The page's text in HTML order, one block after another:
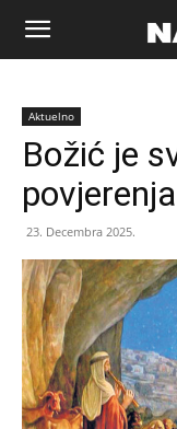
Naša
riječ
Zenica
Aktuelno
Božić je
23. Decembra 2025.